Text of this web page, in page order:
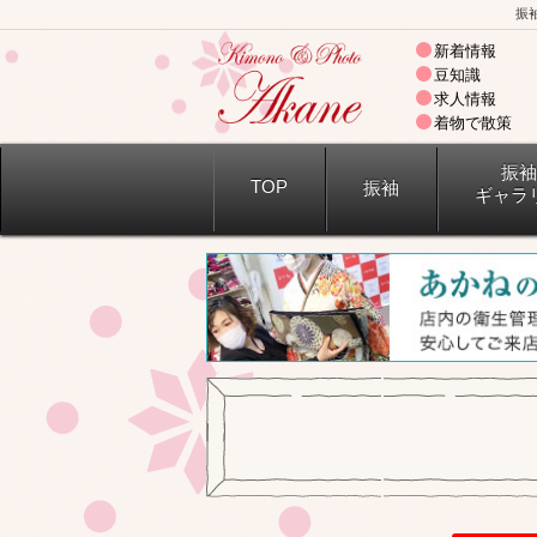
振
新着情報
豆知識
求人情報
着物で散策
TOP 振袖
振袖
ギャラ